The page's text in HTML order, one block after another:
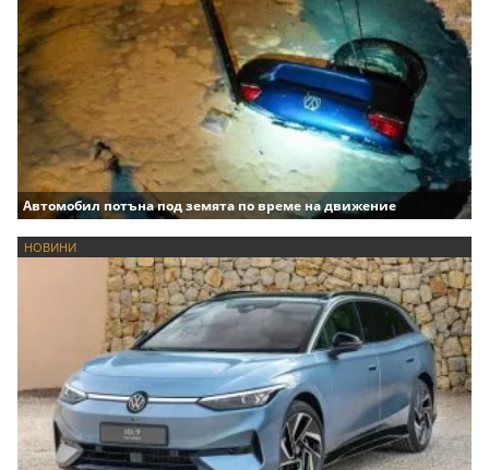
Автомобил потъна под земята по време на движение
НОВИНИ